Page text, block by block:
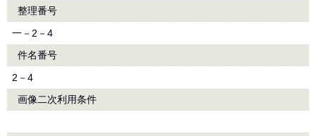
整理番号
一－2－4
件名番号
2－4
画像二次利用条件